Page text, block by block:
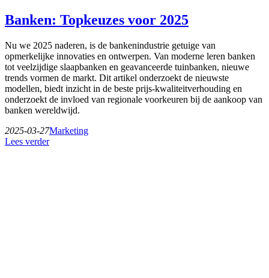
Banken: Topkeuzes voor 2025
Nu we 2025 naderen, is de bankenindustrie getuige van
opmerkelijke innovaties en ontwerpen. Van moderne leren banken
tot veelzijdige slaapbanken en geavanceerde tuinbanken, nieuwe
trends vormen de markt. Dit artikel onderzoekt de nieuwste
modellen, biedt inzicht in de beste prijs-kwaliteitverhouding en
onderzoekt de invloed van regionale voorkeuren bij de aankoop van
banken wereldwijd.
2025-03-27Marketing
Lees verder